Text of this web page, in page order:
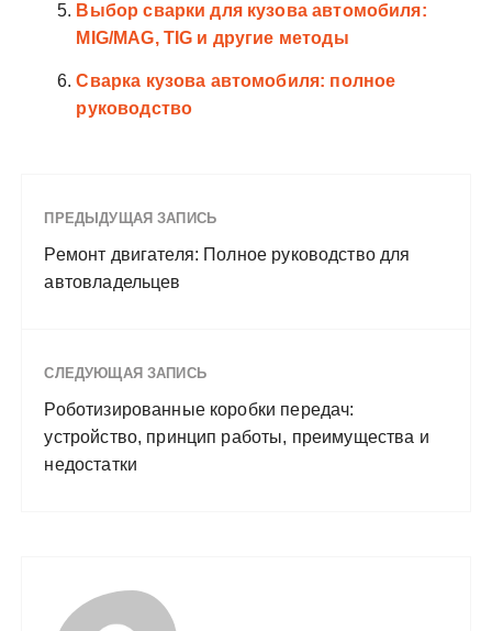
Выбор сварки для кузова автомобиля:
MIG/MAG, TIG и другие методы
Сварка кузова автомобиля: полное
руководство
ПРЕДЫДУЩАЯ ЗАПИСЬ
Ремонт двигателя: Полное руководство для
автовладельцев
СЛЕДУЮЩАЯ ЗАПИСЬ
Роботизированные коробки передач:
устройство, принцип работы, преимущества и
недостатки